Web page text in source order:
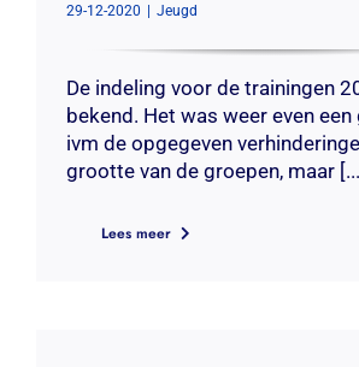
29-12-2020 | Jeugd
De indeling voor de trainingen
bekend. Het was weer even een
ivm de opgegeven
grootte van de groepen, maar
Lees meer